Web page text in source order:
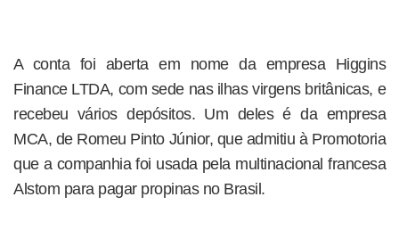
A conta foi aberta em nome da empresa Higgins
Finance LTDA, com sede nas ilhas virgens britânicas, e
recebeu vários depósitos. Um deles é da empresa
MCA, de Romeu Pinto Júnior, que admitiu à Promotoria
que a companhia foi usada pela multinacional francesa
Alstom para pagar propinas no Brasil.